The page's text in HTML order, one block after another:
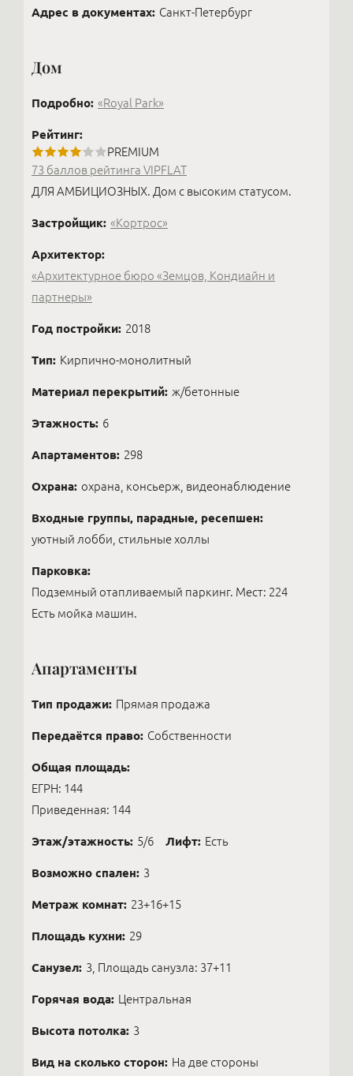
Адрес в документах: Санкт-Петербург
Дом
Подробно: «Royal Park»
Рейтинг:
PREMIUM
73 баллов рейтинга VIPFLAT
ДЛЯ АМБИЦИОЗНЫХ. Дом с высоким статусом.
Застройщик: «Кортрос»
Архитектор:
«Архитектурное бюро «Земцов, Кондиайн и
партнеры»
Год постройки: 2018
Тип: Кирпично-монолитный
Материал перекрытий: ж/бетонные
Этажность: 6
Апартаментов: 298
Охрана: охрана, консьерж, видеонаблюдение
Входные группы, парадные, ресепшен:
уютный лобби, стильные холлы
Парковка:
Подземный отапливаемый паркинг. Мест: 224
Есть мойка машин.
Апартаменты
Тип продажи: Прямая продажа
Передаётся право: Собственности
Общая площадь:
ЕГРН: 144
Приведенная: 144
Этаж/этажность: 5/6 Лифт: Есть
Возможно спален: 3
Метраж комнат: 23+16+15
Площадь кухни: 29
Санузел: 3, Площадь санузла: 37+11
Горячая вода: Центральная
Высота потолка: 3
Вид на сколько сторон: На две стороны